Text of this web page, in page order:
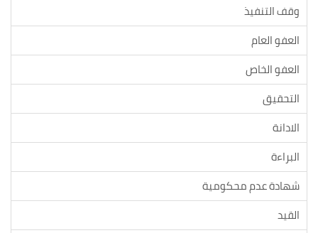
وقف التنفيذ
العفو العام
العفو الخاص
التحقيق
الادانة
البراءة
شهادة عدم محكومية
القيد